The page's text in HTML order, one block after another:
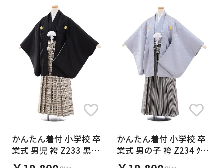
かんたん着付 小学校 卒
業式 男児 袴 Z233 黒地
菱柄紋付×ﾍﾞｰｼﾞｭ黒袴
かんたん着付 小学校 卒
業式 男の子 袴 Z234 ｸﾞﾚ
ｰ地紋付×白黒縞袴